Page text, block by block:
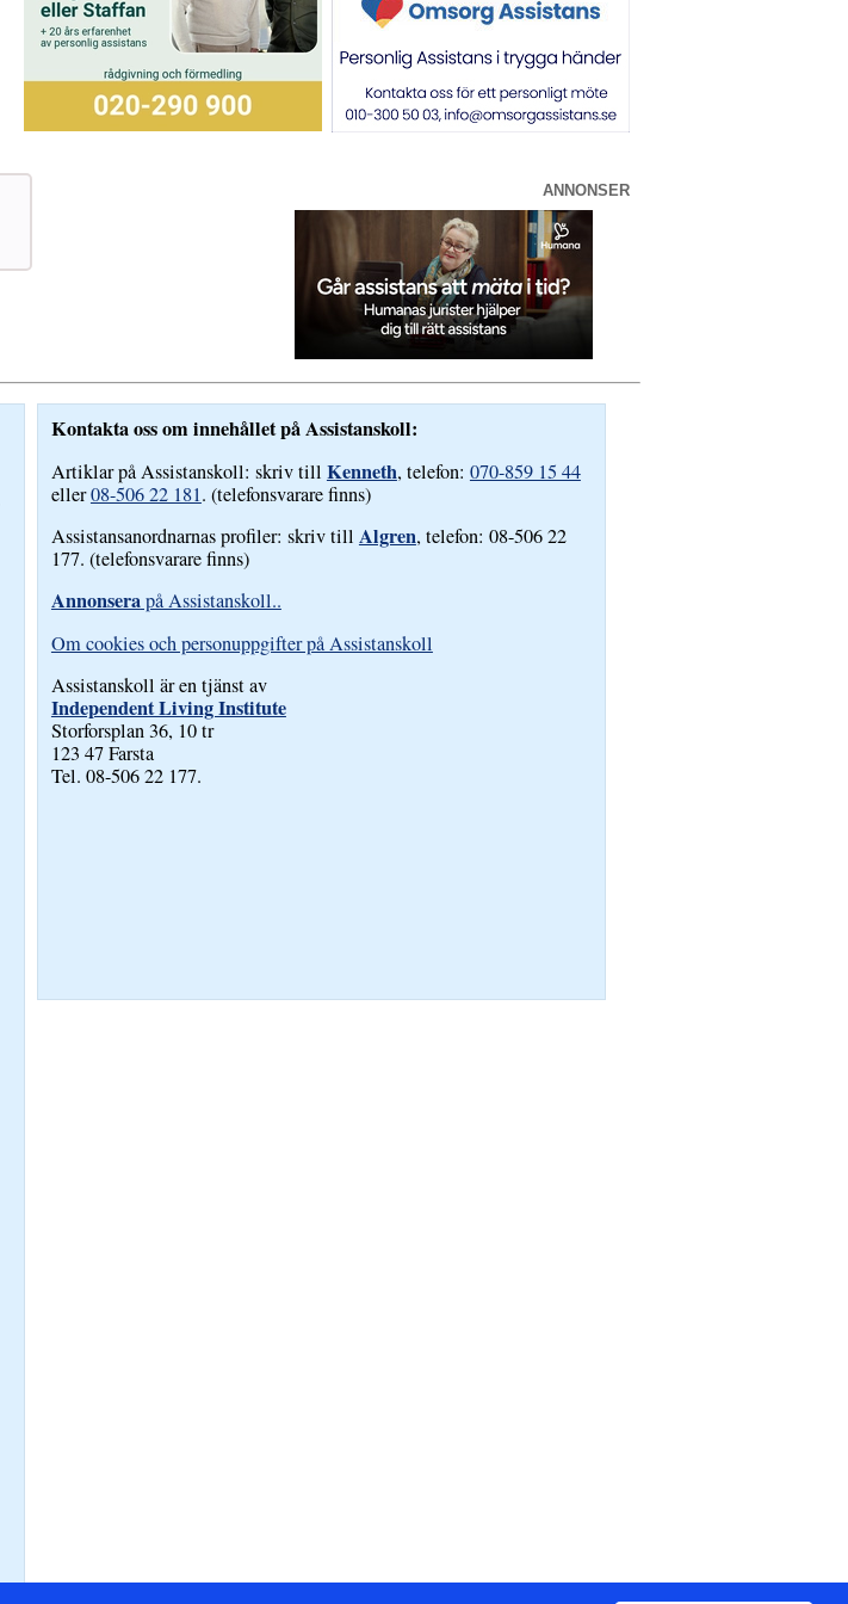
ANNONSER
Kontakta oss om innehållet på Assistanskoll:
Artiklar på Assistanskoll: skriv till Kenneth, telefon: 070-859 15 44
eller08-506 22 181. (telefonsvarare finns)
Assistansanordnarnas profiler: skriv till Algren, telefon: 08-506 22
177. (telefonsvarare finns)
Annonserapå Assistanskoll..
Om cookies och personuppgifter på Assistanskoll
Assistanskoll är en tjänst av
Independent Living Institute
Storforsplan 36, 10 tr
123 47 Farsta
Tel. 08-506 22 177.